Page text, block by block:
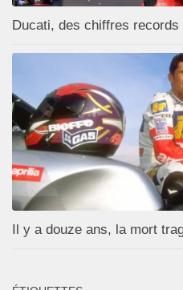
Ducati, des chiffres
Il y a douze ans, la mort